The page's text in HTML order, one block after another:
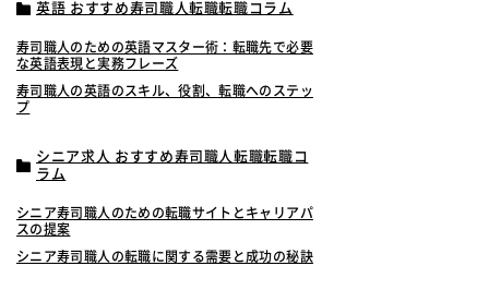
英語 おすすめ寿司職人転職転職コラム
寿司職人のための英語マスター術：転職先で必要
な英語表現と実務フレーズ
寿司職人の英語のスキル、役割、転職へのステッ
プ
シニア求人 おすすめ寿司職人転職転職コ
ラム
シニア寿司職人のための転職サイトとキャリアパ
スの提案
シニア寿司職人の転職に関する需要と成功の秘訣